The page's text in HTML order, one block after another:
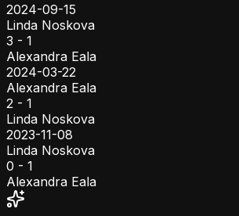
2024-09-15
Linda Noskova
3 - 1
Alexandra Eala
2024-03-22
Alexandra Eala
2 - 1
Linda Noskova
2023-11-08
Linda Noskova
0 - 1
Alexandra Eala